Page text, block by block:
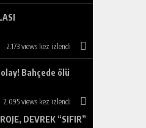
2.173 views kez izlendi
Bahçede ölü
2.095 views kez izlendi
DEVREK “SIFIR”